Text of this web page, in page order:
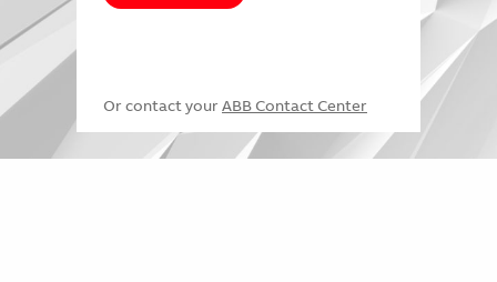
Or contact your ABB Contact Center